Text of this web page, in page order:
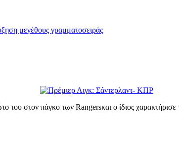
μεγέθους γραμματοσειράς
του στον πάγκο των Rangersκαι ο ίδιος